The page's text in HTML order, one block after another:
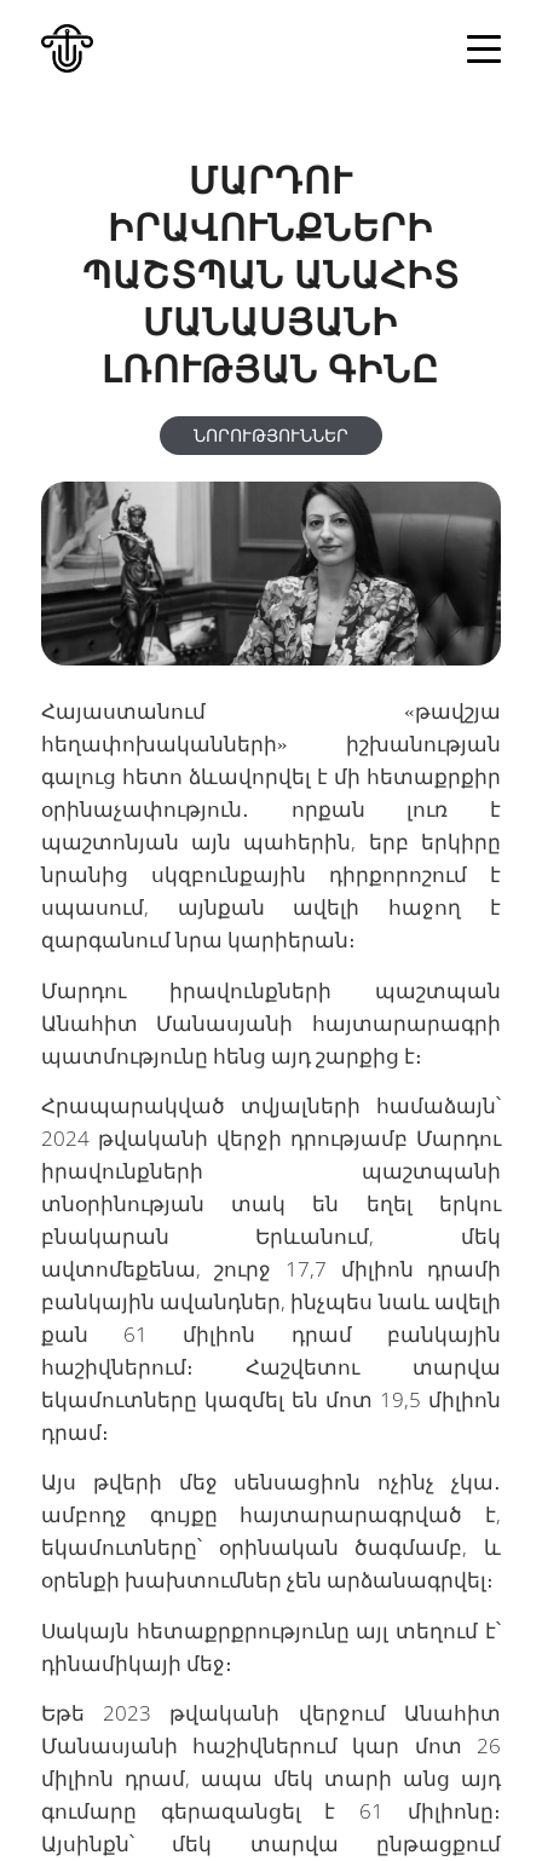
ՄԱՐԴՈՒ
ԻՐԱՎՈՒՆՔՆԵՐԻ
ՊԱՇՏՊԱՆ ԱՆԱՀԻՏ
ՄԱՆԱՍՅԱՆԻ
ԼՌՈՒԹՅԱՆ ԳԻՆԸ
ՆՈՐՈՒԹՅՈՒՆՆԵՐ
Հայաստանում «թավշյա
հեղափոխականների» իշխանության
գալուց հետո ձևավորվել է մի հետաքրքիր
օրինաչափություն․ որքան լուռ է
պաշտոնյան այն պահերին, երբ երկիրը
նրանից սկզբունքային դիրքորոշում է
սպասում, այնքան ավելի հաջող է
զարգանում նրա կարիերան։
Մարդու իրավունքների պաշտպան
Անահիտ Մանասյանի հայտարարագրի
պատմությունը հենց այդ շարքից է։
Հրապարակված տվյալների համաձայն՝
2024 թվականի վերջի դրությամբ Մարդու
իրավունքների պաշտպանի
տնօրինության տակ են եղել երկու
բնակարան Երևանում, մեկ
ավտոմեքենա, շուրջ 17,7 միլիոն դրամի
բանկային ավանդներ, ինչպես նաև ավելի
քան 61 միլիոն դրամ բանկային
հաշիվներում։ Հաշվետու տարվա
եկամուտները կազմել են մոտ 19,5 միլիոն
դրամ։
Այս թվերի մեջ սենսացիոն ոչինչ չկա․
ամբողջ գույքը հայտարարագրված է,
եկամուտները՝ օրինական ծագմամբ, և
օրենքի խախտումներ չեն արձանագրվել։
Սակայն հետաքրքրությունը այլ տեղում է՝
դինամիկայի մեջ։
Եթե 2023 թվականի վերջում Անահիտ
Մանասյանի հաշիվներում կար մոտ 26
միլիոն դրամ, ապա մեկ տարի անց այդ
գումարը գերազանցել է 61 միլիոնը։
Այսինքն՝ մեկ տարվա ընթացքում